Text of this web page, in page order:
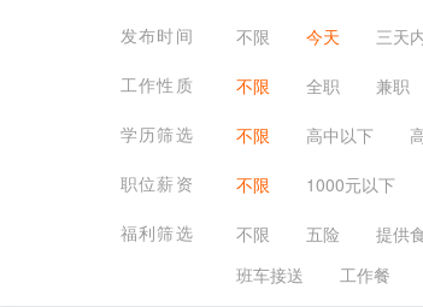
发布时间
不限 今天 三天
工作性质
不限 全职
兼职
学历筛选
不限 高中以下
职位薪资
不限 1000元以下
福利筛选
不限 五险 提供
班车接送
工作餐